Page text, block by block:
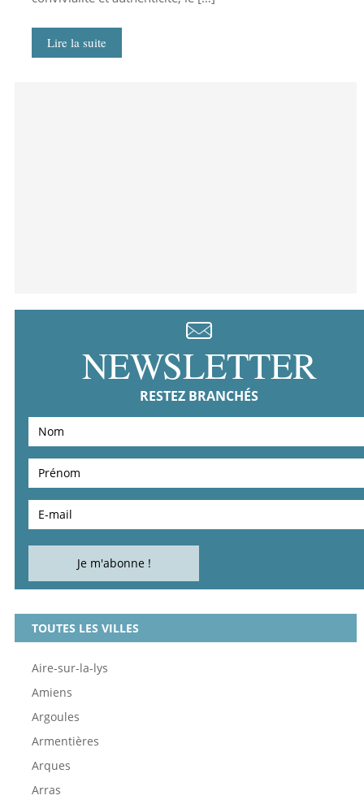
Lire la suite
NEWSLETTER
RESTEZ BRANCHÉS
TOUTES LES VILLES
Aire-sur-la-lys
Amiens
Argoules
Armentières
Arques
Arras